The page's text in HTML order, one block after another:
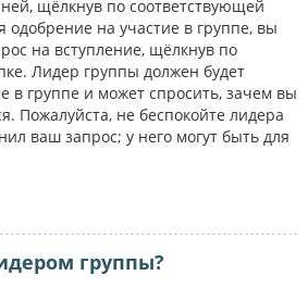
щёлкнув по соответствующей
одобрение на участие в группе, вы
на вступление, щёлкнув по
Лидер группы должен будет
в группе и может спросить, зачем вы
Пожалуйста, не беспокойте лидера
ваш запрос; у него могут быть для
группы?